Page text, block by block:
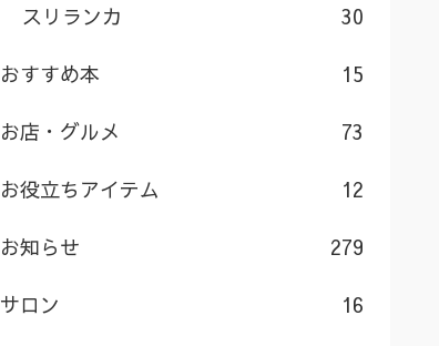
スリランカ 30
おすすめ本 15
お店・グルメ 73
お役立ちアイテム 12
お知らせ 279
サロン 16